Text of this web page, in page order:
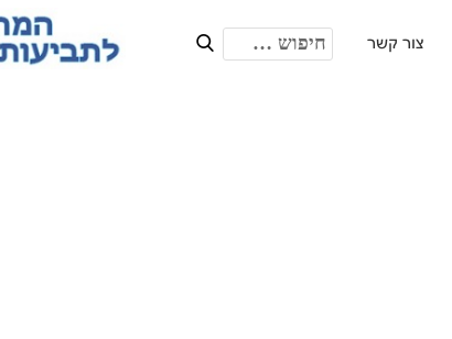
צור קשר חיפוש: